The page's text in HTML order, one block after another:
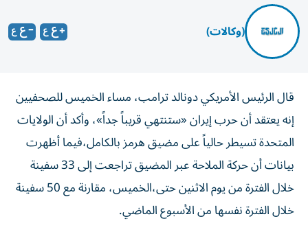
(وكالات)
قال الرئيس الأمريكي ‌دونالد ترامب، مساء الخميس للصحفيين
إنه يعتقد ​أن حرب إيران «ستنتهي قريباً جداً»، وأكد أن الولايات
المتحدة تسيطر حالياً على مضيق هرمز بالكامل،فيما أظهرت
بيانات أن حركة الملاحة عبر المضيق تراجعت إلى 33 سفينة
خلال الفترة من يوم الاثنين حتى،الخميس، مقارنة مع 50 سفينة
خلال الفترة نفسها من الأسبوع الماضي.